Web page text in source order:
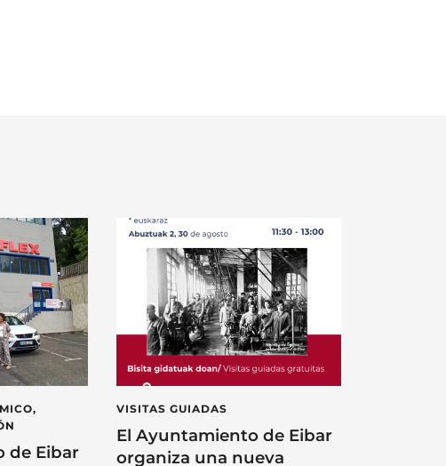
de Eibar
VISITAS GUIADAS
El Ayuntamiento de Eibar
organiza una nueva